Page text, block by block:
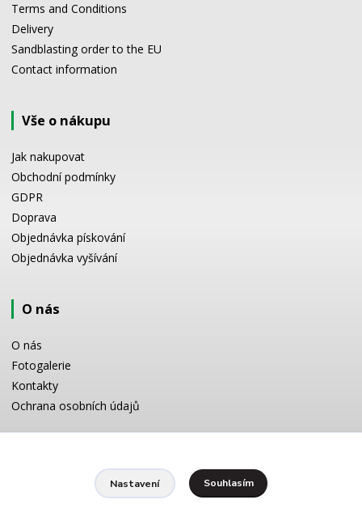
Terms and Conditions
Delivery
Sandblasting order to the EU
Contact information
Vše o nákupu
Jak nakupovat
Obchodní podmínky
GDPR
Doprava
Objednávka pískování
Objednávka vyšívání
O nás
O nás
Fotogalerie
Kontakty
Ochrana osobních údajů
Potřebujete poradit s výběrem? Neváhejte se zeptat:
Nastavení Souhlasím